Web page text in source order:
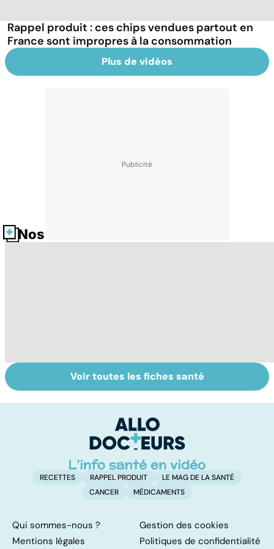
Rappel produit : ces chips vendues partout en
France sont impropres à la consommation
Plus de vidéos
Nos fiches santé
Tout savoir sur
les infections
Inflammation des
amygdales : que
d'angine ?
Voir toutes les fiches santé
RECETTES RAPPEL PRODUIT
LE MAG DE LA SANTÉ
CANCER
MÉDICAMENTS
Qui sommes-nous ?
Gestion des cookies
Mentions légales
Politiques de confidentialité